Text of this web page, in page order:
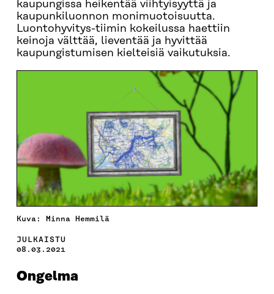
kaupungissa heikentää viihtyisyyttä ja
kaupunkiluonnon monimuotoisuutta.
Luontohyvitys-tiimin kokeilussa haettiin
keinoja välttää, lieventää ja hyvittää
kaupungistumisen kielteisiä vaikutuksia.
Kuva: Minna Hemmilä
JULKAISTU
08.03.2021
Ongelma